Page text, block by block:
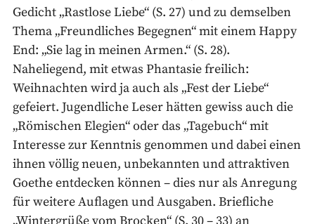
Gedicht „Rastlose Liebe“ (S. 27) und zu demselben
Thema „Freundliches Begegnen“ mit einem Happy
End: „Sie lag in meinen Armen.“ (S. 28).
Naheliegend, mit etwas Phantasie freilich:
Weihnachten wird ja auch als „Fest der Liebe“
gefeiert. Jugendliche Leser hätten gewiss auch die
„Römischen Elegien“ oder das „Tagebuch“ mit
Interesse zur Kenntnis genommen und dabei einen
ihnen völlig neuen, unbekannten und attraktiven
Goethe entdecken können – dies nur als Anregung
für weitere Auflagen und Ausgaben. Briefliche